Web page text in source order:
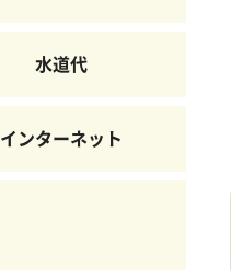
水道代
インターネット